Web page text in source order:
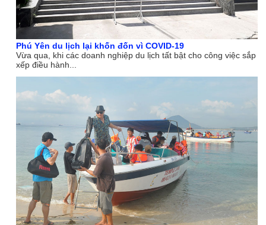
Phú Yên du lịch lại khốn đốn vì COVID-19
Vừa qua, khi các doanh nghiệp du lịch tất bật cho công việc sắp
xếp điều hành...